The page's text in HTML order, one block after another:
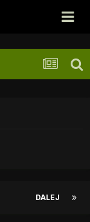
DALEJ